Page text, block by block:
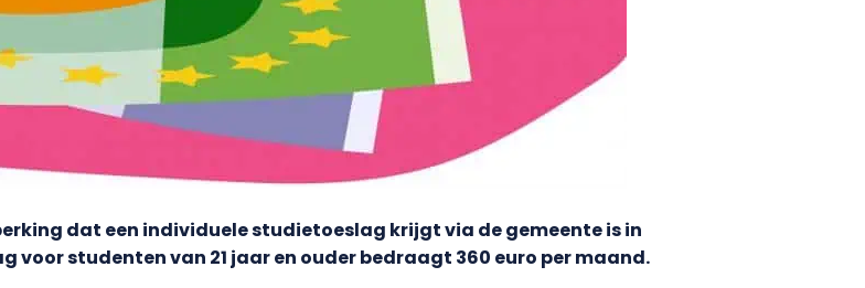
dat een individuele studietoeslag krijgt via de gemeente is in
voor studenten van 21 jaar en ouder bedraagt 360 euro per maand.